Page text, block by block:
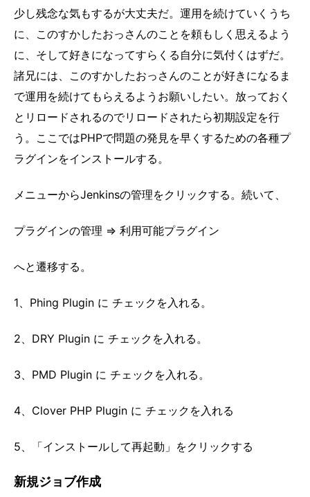
少し残念な気もするが大丈夫だ。運用を続けていくうち
に、このすかしたおっさんのことを頼もしく思えるよう
に、そして好きになってすらくる自分に気付くはずだ。
諸兄には、このすかしたおっさんのことが好きになるま
で運用を続けてもらえるようお願いしたい。放っておく
とリロードされるのでリロードされたら初期設定を行
う。ここではPHPで問題の発見を早くするための各種プ
ラグインをインストールする。
メニューからJenkinsの管理をクリックする。続いて、
プラグインの管理 => 利用可能プラグイン
へと遷移する。
1、Phing Plugin に チェックを入れる。
2、DRY Plugin に チェックを入れる。
3、PMD Plugin に チェックを入れる。
4、Clover PHP Plugin に チェックを入れる
5、「インストールして再起動」をクリックする
新規ジョブ作成